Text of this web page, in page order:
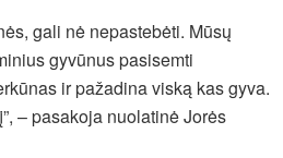
gali nė nepastebėti. Mūsų
gyvūnus pasisemti
ir pažadina viską kas gyva.
– pasakoja nuolatinė Jorės